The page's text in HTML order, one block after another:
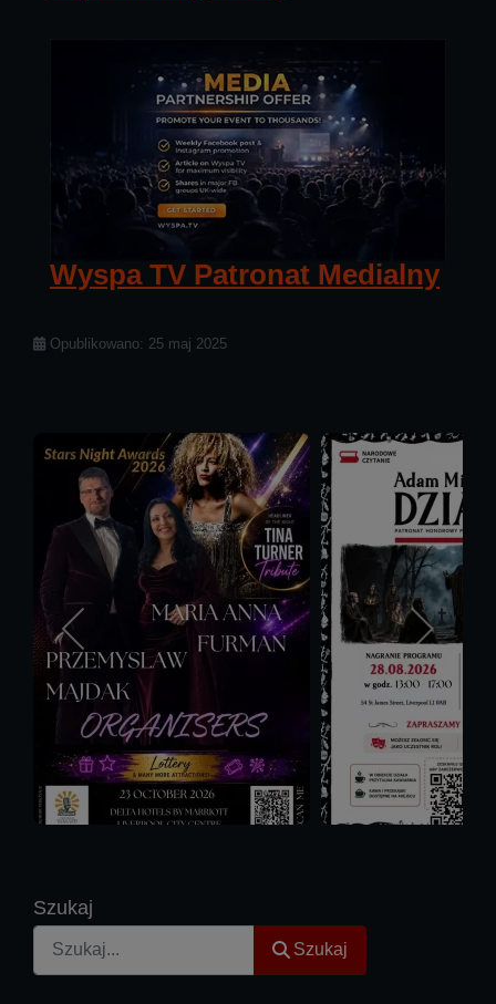
Wyspa TV Patronat Medialny
Szczegóły
Opublikowano: 25 maj 2025
Szukaj
Szukaj